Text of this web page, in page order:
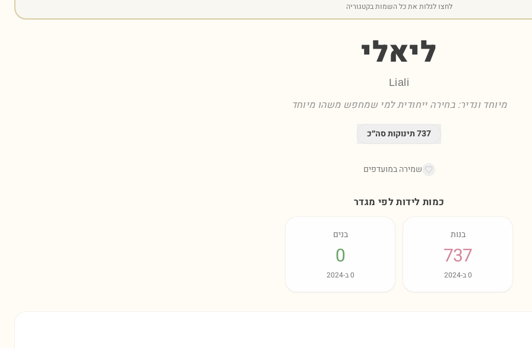
לחצו לגלות את כל השמות בקטגוריה
ליאלי
Liali
מיוחד ונדיר: בחירה ייחודית למי שמחפש משהו מיוחד
737תינוקות סה״כ
שמירה במועדפים
כמות לידות לפי מגדר
בנות
737
0ב-2024
בנים
0
0ב-2024